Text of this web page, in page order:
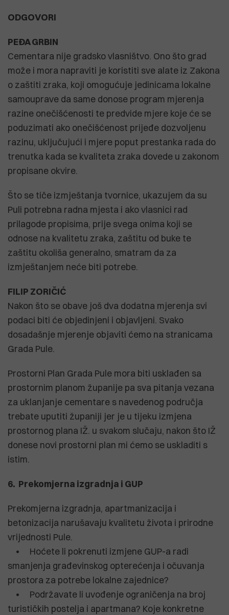
ODGOVORI
PEĐA GRBIN
Cementara nije gradsko vlasništvo. Ono što grad
može i mora napraviti je koristiti sve alate iz Zakona
o zaštiti zraka, koji omogućuje jedinicama lokalne
samouprave da same donose program mjerenja
razine onečišćenosti te predvide mjere koje će se
poduzimati ako onečišćenost prijeđe dozvoljenu
razinu, uključujući i mjere poput prestanka rada do
trenutka kada se kvaliteta zraka dovede u zakonom
propisane okvire.
Što se tiče izmještanja tvornice, ukazujem da su
Puli potrebna radna mjesta i ako vlasnici rad
prilagode propisima, prije svega onima koji se
odnose na kvalitetu zraka, zaštitu od buke te
zaštitu okoliša generalno, smatram da za
izmještanjem neće biti potrebe.
FILIP ZORIČIĆ
Nakon što se obave još dva dodatna mjerenja svi
podaci biti će objedinjeni i objavljeni. Svako
dosadašnje mjerenje objaviti ćemo na stranicama
Grada Pule.
Prostorni Plan Grada Pule mora biti usklađen sa
prostornim planom županije pa sva pitanja vezana
za uklanjanje cementare s navedenog područja
trebate uputiti županiji jer je u tijeku izmjena
prostornog plana IŽ. u svakom slučaju, nakon što IŽ
donese novi prostorni plan mi ćemo se uskladiti s
istim.
6. Prekomjerna izgradnja i GUP
Prekomjerna izgradnja, apartmanizacija i
betonizacija narušavaju kvalitetu života i prirodne
vrijednosti Pule.
• Hoćete li pokrenuti izmjene GUP-a radi
smanjenja građevinskog opterećenja i očuvanja
prostora za potrebe lokalne zajednice?
• Podržavate li uvođenje ograničenja na broj
turističkih postelja i apartmana? Koje konkretne